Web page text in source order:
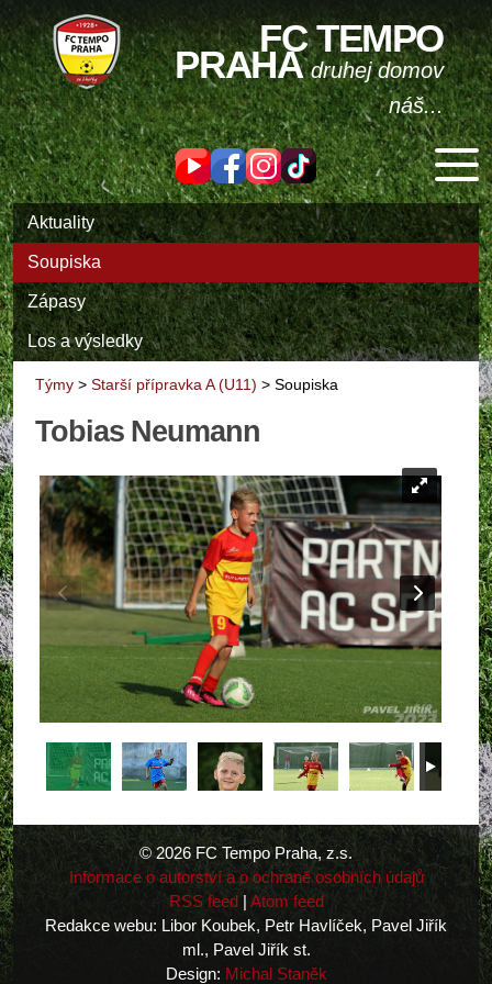
FC TEMPO
PRAHAdruhej domov
náš...
Aktuality
Soupiska
Zápasy
Los a výsledky
Týmy > Starší přípravka A (U11) > Soupiska
Tobias Neumann
© 2026 FC Tempo Praha, z.s.
Informace o autorství a o ochraně osobních údajů
RSS feed
Atom feed
Redakce webu: Libor Koubek, Petr Havlíček, Pavel Jiřík
ml., Pavel Jiřík st.
Design: Michal Staněk